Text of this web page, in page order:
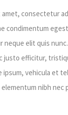
consectetur
condimentum
elit quis
justo efficitur,
ipsum, vehicula et
elementum nibh